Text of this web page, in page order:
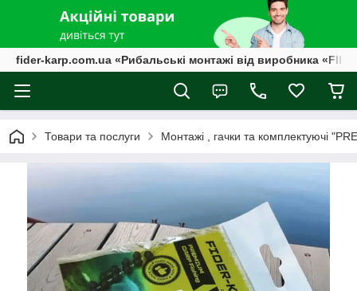
fider-karp.com.ua «Рибальські монтажі від виробника
Товари та послуги Монтажі , гачки та комплектуючі